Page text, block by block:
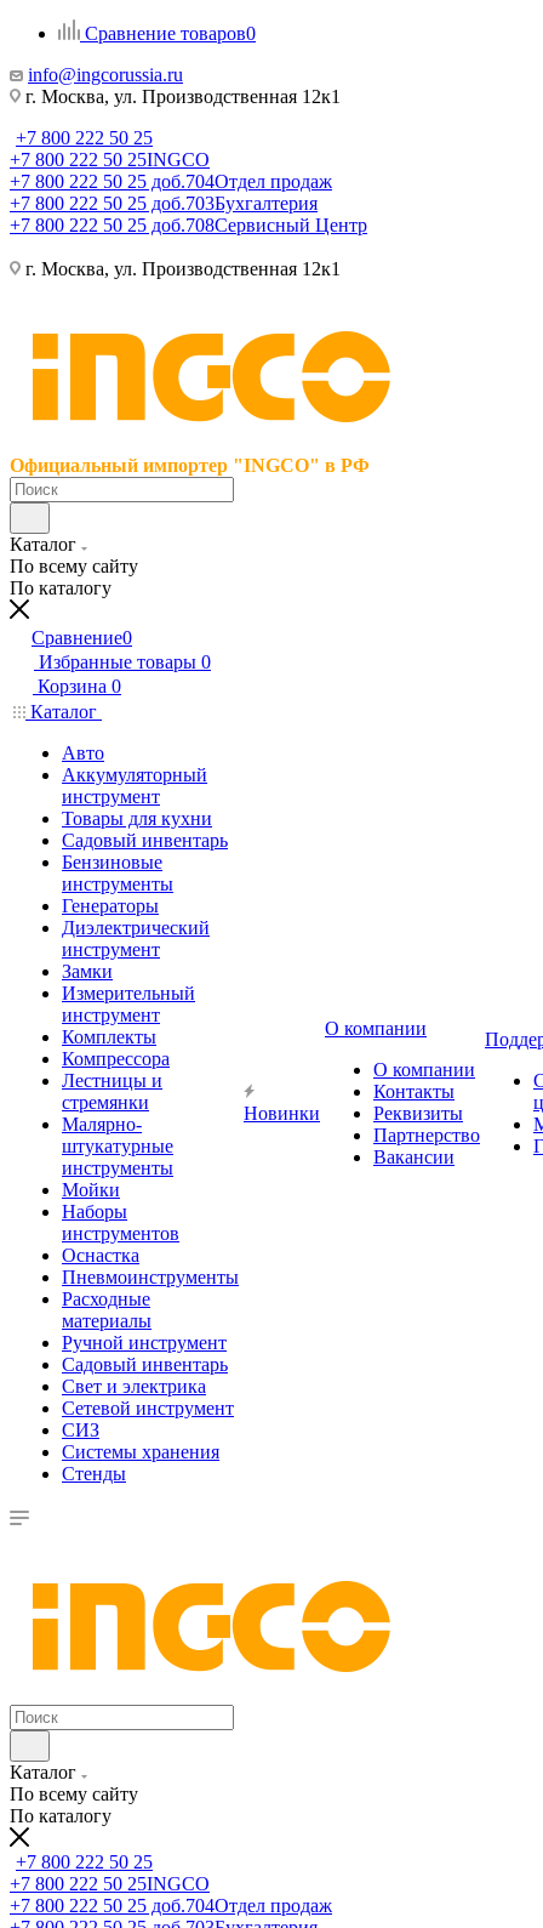
Сравнение товаров0
info@ingcorussia.ru
г. Москва, ул. Производственная 12к1
+7 800 222 50 25
+7 800 222 50 25INGCO
+7 800 222 50 25 доб.704Отдел продаж
+7 800 222 50 25 доб.703Бухгалтерия
+7 800 222 50 25 доб.708Сервисный Центр
г. Москва, ул. Производственная 12к1
Официальный импортер "INGCO" в РФ
Каталог
По всему сайту
По каталогу
Сравнение0
Избранные товары 0
Корзина 0
Каталог
Авто
Аккумуляторный
инструмент
Товары для кухни
Садовый инвентарь
Бензиновые
инструменты
Генераторы
Диэлектрический
инструмент
Замки
Измерительный
инструмент
Комплекты
Компрессора
Лестницы и
стремянки
Малярно-
штукатурные
инструменты
Мойки
Наборы
инструментов
Оснастка
Пневмоинструменты
Расходные
материалы
Ручной инструмент
Садовый инвентарь
Свет и электрика
Сетевой инструмент
СИЗ
Системы хранения
Стенды
Новинки
О компании
О компании
Контакты
Реквизиты
Партнерство
Вакансии
Каталог
По всему сайту
По каталогу
+7 800 222 50 25
+7 800 222 50 25INGCO
+7 800 222 50 25 доб.704Отдел продаж